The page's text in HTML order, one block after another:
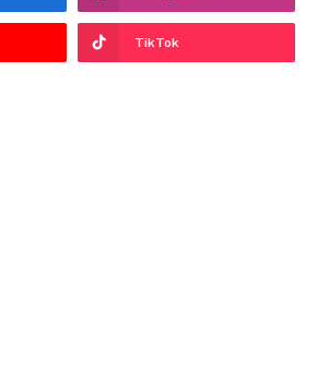
TikTok